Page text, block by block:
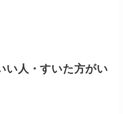
い人・すいた方がい